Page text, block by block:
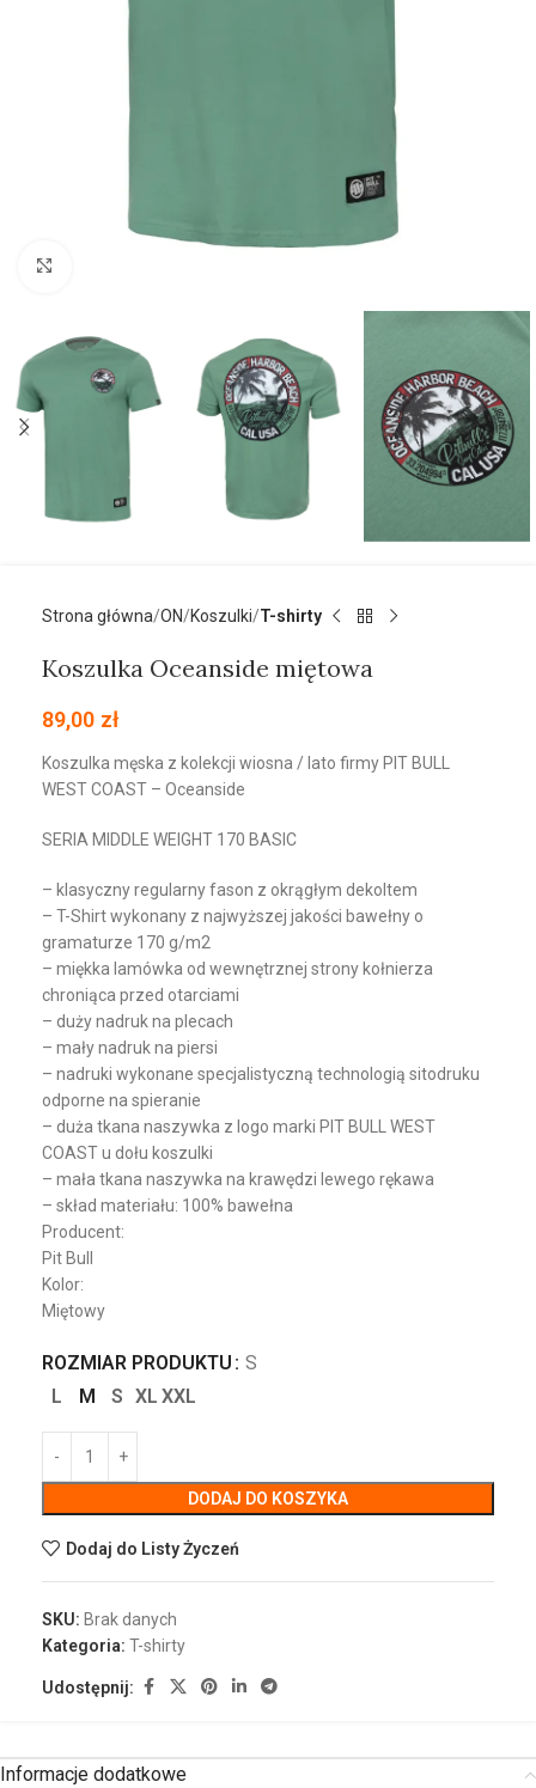
Strona główna ON Koszulki T-shirty
Koszulka Oceanside miętowa
89,00 zł
Koszulka męska z kolekcji wiosna / lato firmy PIT BULL
WEST COAST – Oceanside
SERIA MIDDLE WEIGHT 170 BASIC
– klasyczny regularny fason z okrągłym dekoltem
– T-Shirt wykonany z najwyższej jakości bawełny o
gramaturze 170 g/m2
– miękka lamówka od wewnętrznej strony kołnierza
chroniąca przed otarciami
– duży nadruk na plecach
– mały nadruk na piersi
– nadruki wykonane specjalistyczną technologią sitodruku
odporne na spieranie
– duża tkana naszywka z logo marki PIT BULL WEST
COAST u dołu koszulki
– mała tkana naszywka na krawędzi lewego rękawa
– skład materiału: 100% bawełna
Producent:
Pit Bull
Kolor:
Miętowy
ROZMIAR PRODUKTU
S
L
M S XL XXL
DODAJ DO KOSZYKA
Dodaj do Listy Życzeń
SKU: Brak danych
Kategoria: T-shirty
Udostępnij:
Informacje dodatkowe